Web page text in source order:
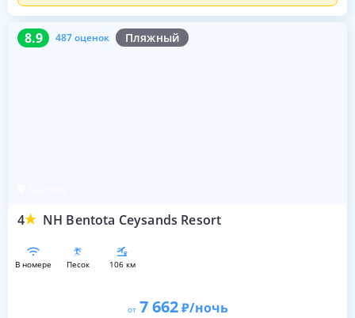
8.9 487 оценок Пляжный
4 NH Bentota Ceysands Resort
8.9 487 оценок
в номере песок 106 км
от 7 662 /ночь